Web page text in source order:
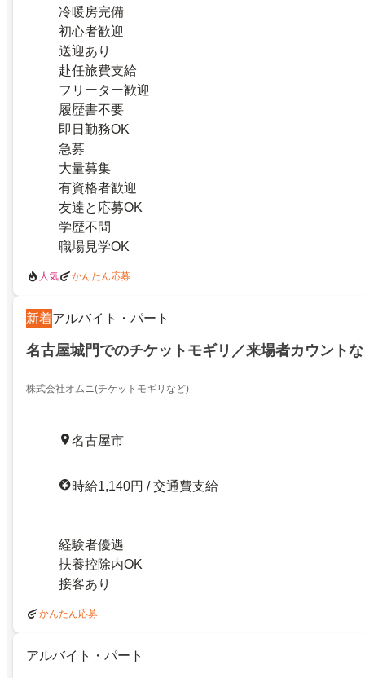
冷暖房完備
初心者歓迎
送迎あり
赴任旅費支給
フリーター歓迎
履歴書不要
即日勤務OK
急募
大量募集
有資格者歓迎
友達と応募OK
学歴不問
職場見学OK
人気 かんたん応募
新着アルバイト・パート
名古屋城門でのチケットモギリ／来場者カウント
株式会社オムニ(チケットモギリなど)
名古屋市
時給1,140円 / 交通費支給
経験者優遇
扶養控除内OK
接客あり
かんたん応募
アルバイト・パート